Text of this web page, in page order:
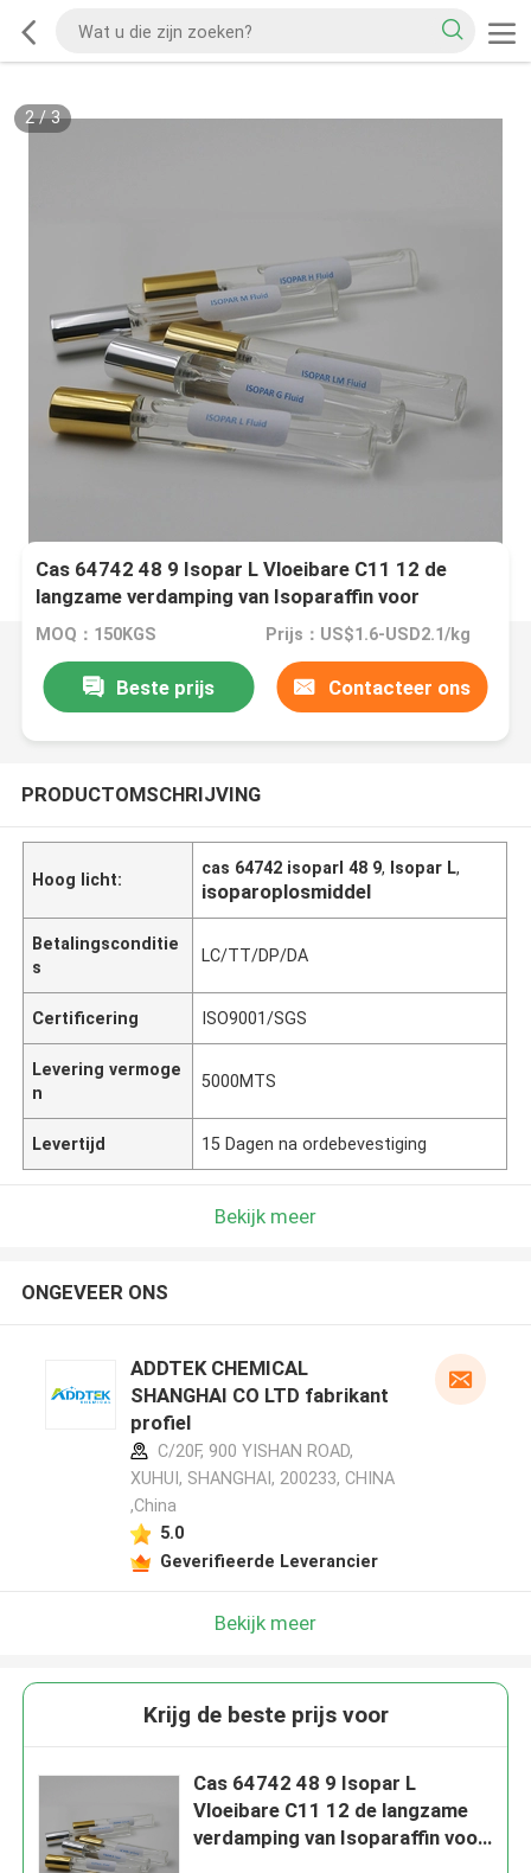
2/3
Cas 64742 48 9 Isopar L Vloeibare C11 12 de
langzame verdamping van Isoparaffin voor
schoonheidsmiddelen
MOQ：150KGS Prijs：US$1.6-USD2.1/kg
Beste prijs Contacteer ons
PRODUCTOMSCHRIJVING
Hoog licht:
cas 64742 isoparl 48 9, Isopar L,
isoparoplosmiddel
Betalingsconditie
s
LC/TT/DP/DA
Certificering ISO9001/SGS
Levering vermoge
n
5000MTS
Levertijd 15 Dagen na ordebevestiging
Bekijk meer
ONGEVEER ONS
ADDTEK CHEMICAL
SHANGHAI CO LTD fabrikant
profiel
C/20F, 900 YISHAN ROAD,
XUHUI, SHANGHAI, 200233, CHINA
,China
5.0
Geverifieerde Leverancier
Bekijk meer
Krijg de beste prijs voor
Cas 64742 48 9 Isopar L
Vloeibare C11 12 de langzame
verdamping van Isoparaffin voor